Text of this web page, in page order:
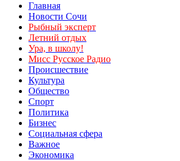
Главная
Новости Сочи
Рыбный эксперт
Летний отдых
Ура, в школу!
Мисс Русское Радио
Происшествие
Культура
Общество
Спорт
Политика
Бизнес
Социальная сфера
Важное
Экономика